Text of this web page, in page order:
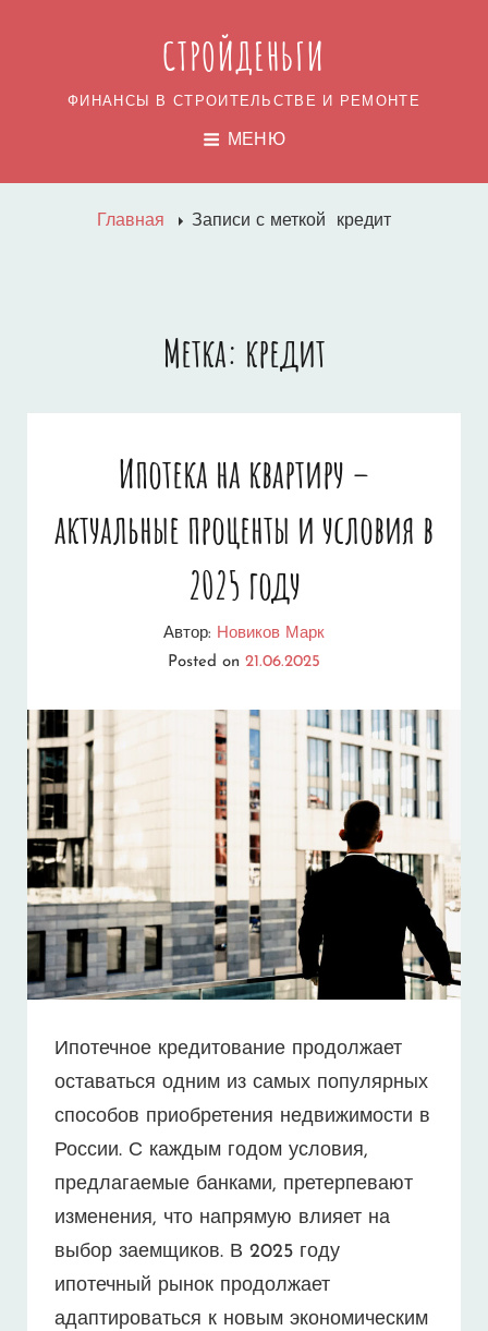
СТРОЙДЕНЬГИ
ФИНАНСЫ В СТРОИТЕЛЬСТВЕ И РЕМОНТЕ
МЕНЮ
Главная Записи с меткой кредит
Метка: кредит
Ипотека на квартиру –
актуальные проценты и условия в
2025 году
Автор: Новиков Марк
Posted on 21.06.2025
Ипотечное кредитование продолжает
оставаться одним из самых популярных
способов приобретения недвижимости в
России. С каждым годом условия,
предлагаемые банками, претерпевают
изменения, что напрямую влияет на
выбор заемщиков. В 2025 году
ипотечный рынок продолжает
адаптироваться к новым экономическим